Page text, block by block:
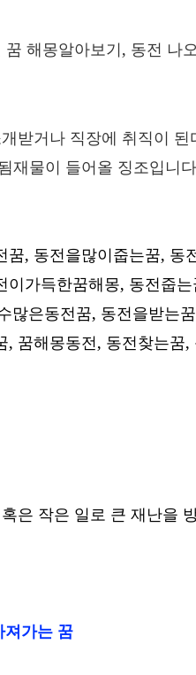
해몽알아보기, 동전 나
받거나 직장에 취직이
재물이 들어올 징조입니
, 동전을많이줍는꿈, 동
가득한꿈해몽, 동전줍
많은동전꿈, 동전을받는
꿈해몽동전, 동전찾는꿈,
은 작은 일로 큰 재난을
져가는 꿈